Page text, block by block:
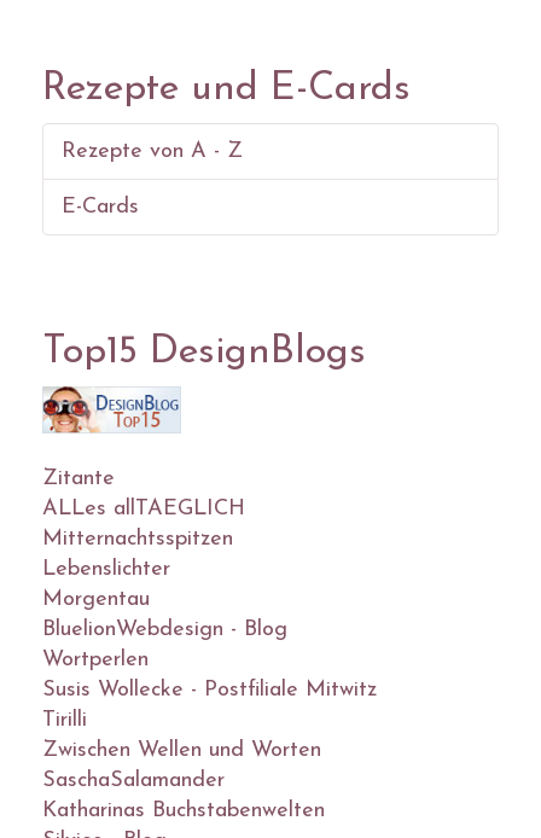
Rezepte und E-Cards
Rezepte von A - Z
E-Cards
Top15 DesignBlogs
Zitante
ALLes allTAEGLICH
Mitternachtsspitzen
Lebenslichter
Morgentau
BluelionWebdesign - Blog
Wortperlen
Susis Wollecke - Postfiliale Mitwitz
Tirilli
Zwischen Wellen und Worten
SaschaSalamander
Katharinas Buchstabenwelten